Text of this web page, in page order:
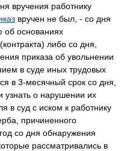
вручения работнику
вручен не был, - со дня
об основаниях
либо со дня,
приказа об увольнении
в суде иных трудовых
в 3-месячный срок со дня,
узнать о нарушении их
в суд с иском к работнику
причиненного
со дня обнаружения
рассматривались в